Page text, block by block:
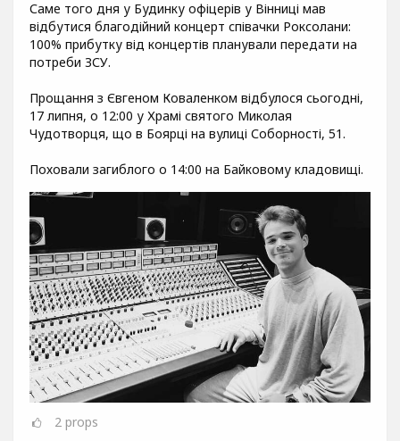
Саме того дня у Будинку офіцерів у Вінниці мав
відбутися благодійний концерт співачки Роксолани:
100% прибутку від концертів планували передати на
потреби ЗСУ.
Прощання з Євгеном Коваленком відбулося сьогодні,
17 липня, о 12:00 у Храмі святого Миколая
Чудотворця, що в Боярці на вулиці Соборності, 51.
Поховали загиблого о 14:00 на Байковому кладовищі.
2 props